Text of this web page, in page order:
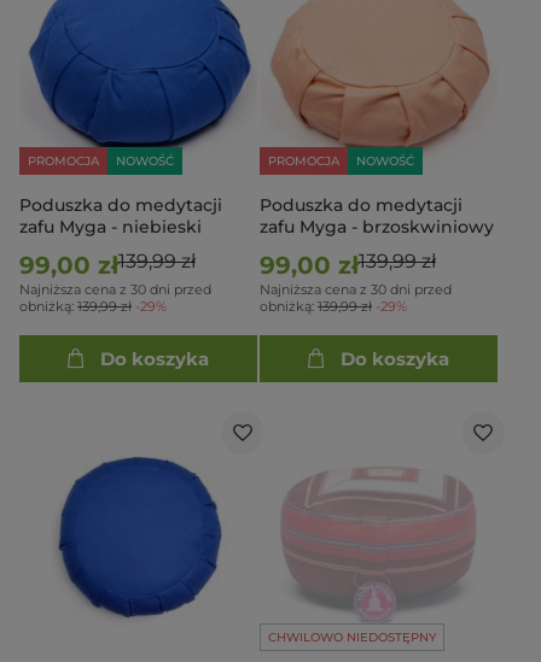
PROMOCJA NOWOŚĆ
Poduszka do medytacji
zafu Myga - niebieski
99,00 zł139,99 zł
Najniższa cena z 30 dni przed
obniżką: 139,99 zł -29%
Do koszyka
PROMOCJA NOWOŚĆ
Poduszka do medytacji
zafu Myga - brzoskwiniowy
99,00 zł139,99 zł
Najniższa cena z 30 dni przed
obniżką: 139,99 zł -29%
Do koszyka
CHWILOWO NIEDOSTĘPNY